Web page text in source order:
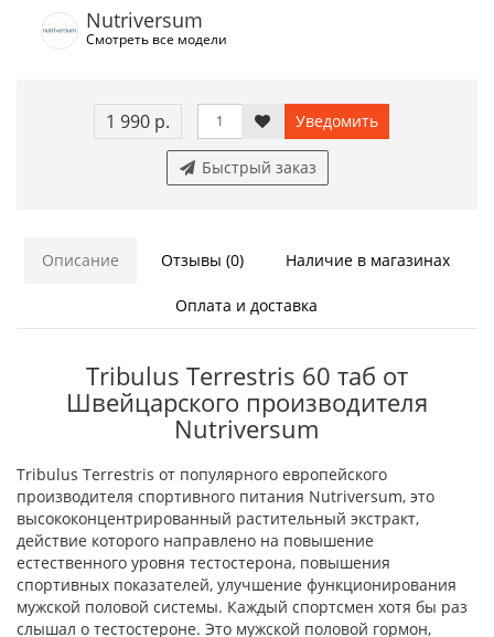
Nutriversum
Смотреть все модели
1 990 р. Уведомить
Быстрый заказ
Описание Отзывы (0) Наличие в магазинах
Оплата и доставка
Tribulus Terrestris 60 таб от
Швейцарского производителя
Nutriversum
Tribulus Terrestris от популярного европейского
производителя спортивного питания Nutriversum, это
высококонцентрированный растительный экстракт,
действие которого направлено на повышение
естественного уровня тестостерона, повышения
спортивных показателей, улучшение функционирования
мужской половой системы. Каждый спортсмен хотя бы раз
слышал о тестостероне. Это мужской половой гормон,